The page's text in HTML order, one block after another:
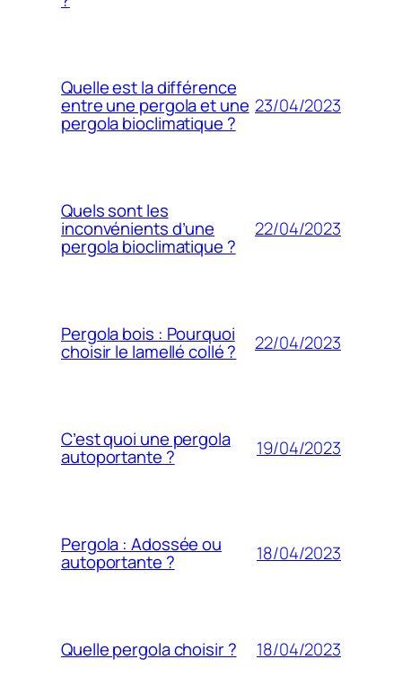
Quelle est la différence
entre une pergola et une
pergola bioclimatique ?
23/04/2023
Quels sont les
inconvénients d’une
pergola bioclimatique ?
22/04/2023
Pergola bois : Pourquoi
choisir le lamellé collé ? 22/04/2023
C’est quoi une pergola
autoportante ? 19/04/2023
Pergola : Adossée ou
autoportante ? 18/04/2023
Quelle pergola choisir ? 18/04/2023